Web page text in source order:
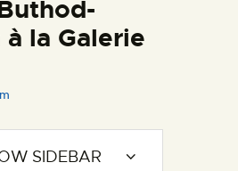
à la Galerie
SIDEBAR